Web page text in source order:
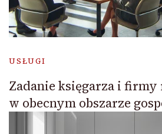
USŁUGI
Zadanie księgarza i firmy
w obecnym obszarze